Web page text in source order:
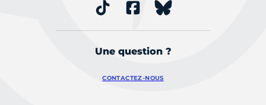
Une question ?
CONTACTEZ-NOUS